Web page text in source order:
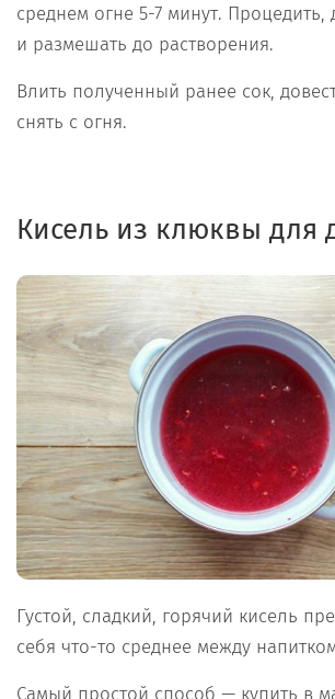
среднем огне 5-7 минут. Процедить,
и размешать до растворения.
Влить полученный ранее сок,
снять с огня.
Кисель из клюквы для
Густой, сладкий, горячий кисель
себя что-то среднее между
Самый простой способ — купить в